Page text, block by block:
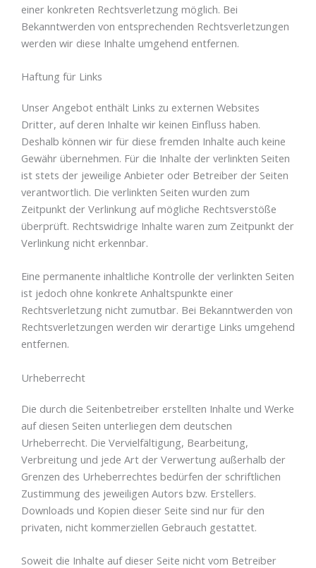
einer konkreten Rechtsverletzung möglich. Bei
Bekanntwerden von entsprechenden Rechtsverletzungen
werden wir diese Inhalte umgehend entfernen.
Haftung für Links
Unser Angebot enthält Links zu externen Websites
Dritter, auf deren Inhalte wir keinen Einfluss haben.
Deshalb können wir für diese fremden Inhalte auch keine
Gewähr übernehmen. Für die Inhalte der verlinkten Seiten
ist stets der jeweilige Anbieter oder Betreiber der Seiten
verantwortlich. Die verlinkten Seiten wurden zum
Zeitpunkt der Verlinkung auf mögliche Rechtsverstöße
überprüft. Rechtswidrige Inhalte waren zum Zeitpunkt der
Verlinkung nicht erkennbar.
Eine permanente inhaltliche Kontrolle der verlinkten Seiten
ist jedoch ohne konkrete Anhaltspunkte einer
Rechtsverletzung nicht zumutbar. Bei Bekanntwerden von
Rechtsverletzungen werden wir derartige Links umgehend
entfernen.
Urheberrecht
Die durch die Seitenbetreiber erstellten Inhalte und Werke
auf diesen Seiten unterliegen dem deutschen
Urheberrecht. Die Vervielfältigung, Bearbeitung,
Verbreitung und jede Art der Verwertung außerhalb der
Grenzen des Urheberrechtes bedürfen der schriftlichen
Zustimmung des jeweiligen Autors bzw. Erstellers.
Downloads und Kopien dieser Seite sind nur für den
privaten, nicht kommerziellen Gebrauch gestattet.
Soweit die Inhalte auf dieser Seite nicht vom Betreiber